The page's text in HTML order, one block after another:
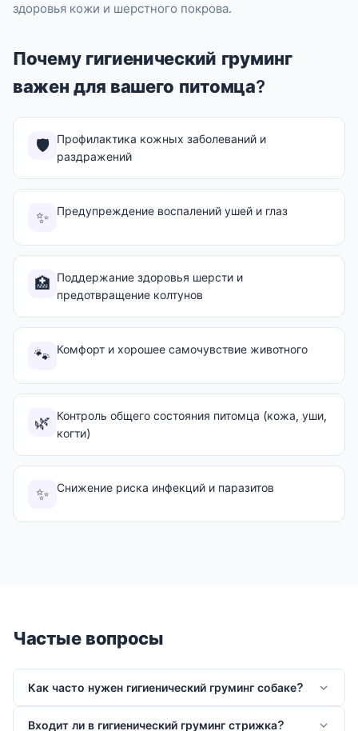
здоровья кожи и шерстного покрова.
Почему гигиенический груминг
важен для вашего питомца?
🛡️
Профилактика кожных заболеваний и
раздражений
✨ Предупреждение воспалений ушей и глаз
🏥 Поддержание здоровья шерсти и
предотвращение колтунов
🐾 Комфорт и хорошее самочувствие животного
🌿 Контроль общего состояния питомца (кожа, уши,
когти)
✨ Снижение риска инфекций и паразитов
Частые вопросы
Как часто нужен гигиенический груминг собаке?
Входит ли в гигиенический груминг стрижка?